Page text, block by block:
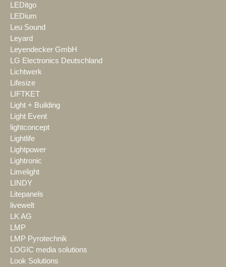
LEDitgo
LEDium
Leu Sound
Leyard
Leyendecker GmbH
LG Electronics Deutschland
Lichtwerk
Lifesize
LIFTKET
Light + Building
Light Event
lightconcept
Lightlife
Lightpower
Lightronic
Limelight
LINDY
Litepanels
livewelt
LK AG
LMP
LMP Pyrotechnik
LOGIC media solutions
Look Solutions